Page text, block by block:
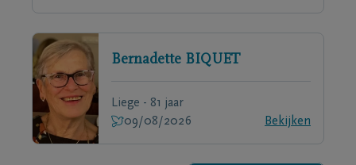
Bernadette BIQUET
Liege - 81 jaar
09/08/2026
Bekijken